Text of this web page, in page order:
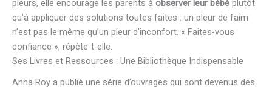
pleurs, elle encourage les parents à observer leur bébé plutôt
qu’à appliquer des solutions toutes faites : un pleur de faim
n’est pas le même qu’un pleur d’inconfort. « Faites-vous
confiance », répète-t-elle.
Ses Livres et Ressources : Une Bibliothèque Indispensable
Anna Roy a publié une série d’ouvrages qui sont devenus des